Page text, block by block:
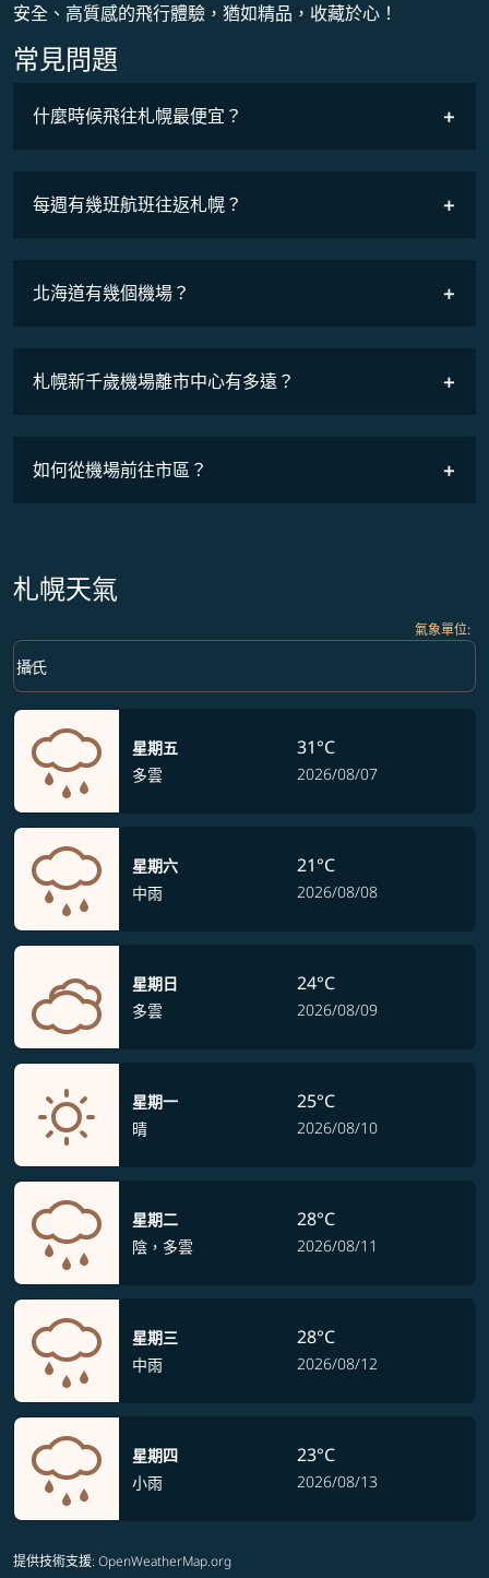
安全、高質感的飛行體驗，猶如精品，收藏於心！
常見問題
什麼時候飛往札幌最便宜？
COSMILE會員
每週有幾班航班往返札幌？
北海道有幾個機場？
札幌新千歲機場離市中心有多遠？
如何從機場前往市區？
札幌天氣
氣象單位:
Weather unit option 攝氏 Selected
攝氏
keyboard_arrow_down
星期五
多雲
31°C
2026/08/07
星期六
中雨
21°C
2026/08/08
星期日
多雲
24°C
2026/08/09
星期一
晴
25°C
2026/08/10
星期二
陰，多雲
28°C
2026/08/11
星期三
中雨
28°C
2026/08/12
星期四
小雨
23°C
2026/08/13
提供技術支援: OpenWeatherMap.org